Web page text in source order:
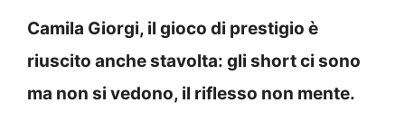
Camila Giorgi, il gioco di prestigio è
riuscito anche stavolta: gli short ci sono
ma non si vedono, il riflesso non mente.